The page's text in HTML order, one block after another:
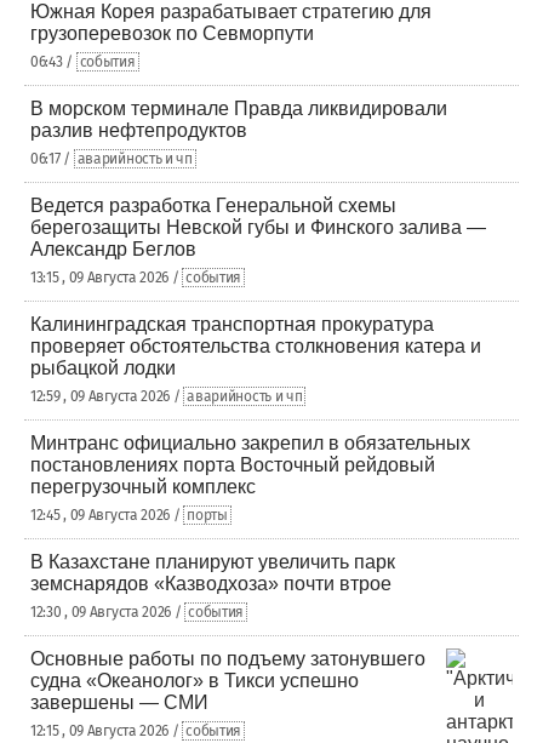
Южная Корея разрабатывает стратегию для
грузоперевозок по Севморпути
06:43 / события
В морском терминале Правда ликвидировали
разлив нефтепродуктов
06:17 / аварийность и чп
Ведется разработка Генеральной схемы
берегозащиты Невской губы и Финского залива —
Александр Беглов
13:15 , 09 Августа 2026 / события
Калининградская транспортная прокуратура
проверяет обстоятельства столкновения катера и
рыбацкой лодки
12:59 , 09 Августа 2026 / аварийность и чп
Минтранс официально закрепил в обязательных
постановлениях порта Восточный рейдовый
перегрузочный комплекс
12:45 , 09 Августа 2026 / порты
В Казахстане планируют увеличить парк
земснарядов «Казводхоза» почти втрое
12:30 , 09 Августа 2026 / события
Основные работы по подъему затонувшего
судна «Океанолог» в Тикси успешно
завершены — СМИ
12:15 , 09 Августа 2026 / события